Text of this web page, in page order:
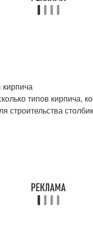
типов кирпича,
строительства